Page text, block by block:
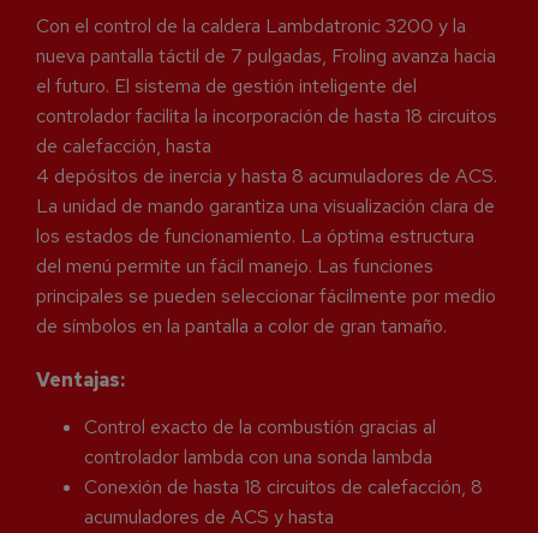
Con el control de la caldera Lambdatronic 3200 y la
nueva pantalla táctil de 7 pulgadas, Froling avanza hacia
el futuro. El sistema de gestión inteligente del
controlador facilita la incorporación de hasta 18 circuitos
de calefacción, hasta
4 depósitos de inercia y hasta 8 acumuladores de ACS.
La unidad de mando garantiza una visualización clara de
los estados de funcionamiento. La óptima estructura
del menú permite un fácil manejo. Las funciones
principales se pueden seleccionar fácilmente por medio
de símbolos en la pantalla a color de gran tamaño.
Ventajas:
Control exacto de la combustión gracias al
controlador lambda con una sonda lambda
Conexión de hasta 18 circuitos de calefacción, 8
acumuladores de ACS y hasta